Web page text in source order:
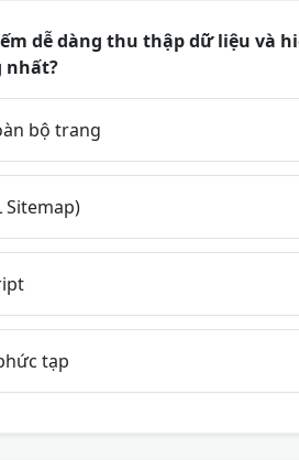
dễ dàng thu thập dữ liệu và
nhất?
bộ trang
Sitemap)
tạp